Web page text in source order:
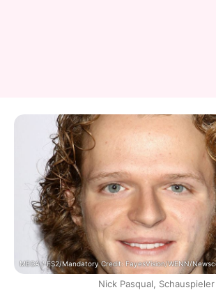
MEGA / FS2/Mandatory Credit: FayesVision/WENN/
Nick Pasqual, Schauspieler